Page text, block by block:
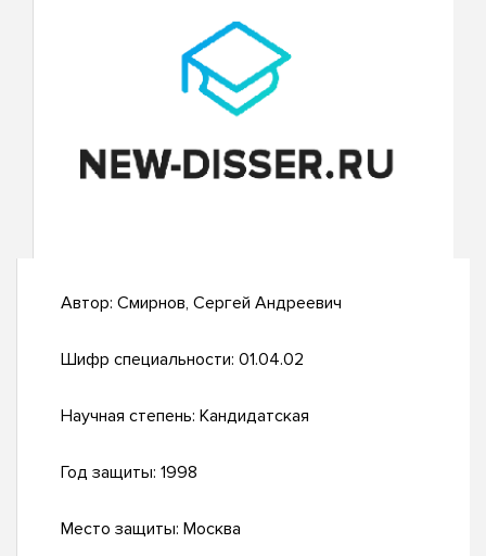
Автор: Смирнов, Сергей Андреевич
Шифр специальности: 01.04.02
Научная степень: Кандидатская
Год защиты: 1998
Место защиты: Москва